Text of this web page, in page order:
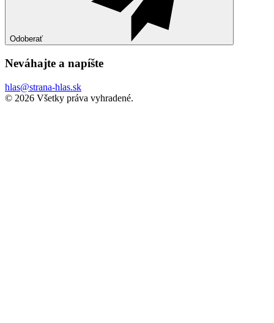
Odoberať
Neváhajte a napíšte
hlas@strana-hlas.sk
©️ 2026 Všetky práva vyhradené.